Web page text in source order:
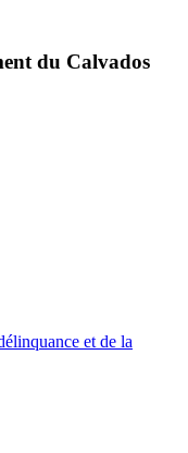
du Calvados
et de la